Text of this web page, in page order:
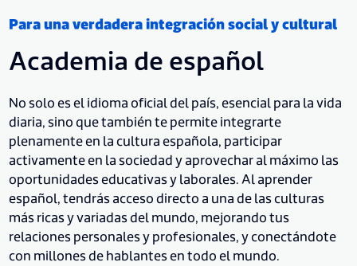
Para una verdadera integración social y cultural
Academia de español
No solo es el idioma oficial del país, esencial para la vida
diaria, sino que también te permite integrarte
plenamente en la cultura española, participar
activamente en la sociedad y aprovechar al máximo las
oportunidades educativas y laborales. Al aprender
español, tendrás acceso directo a una de las culturas
más ricas y variadas del mundo, mejorando tus
relaciones personales y profesionales, y conectándote
con millones de hablantes en todo el mundo.